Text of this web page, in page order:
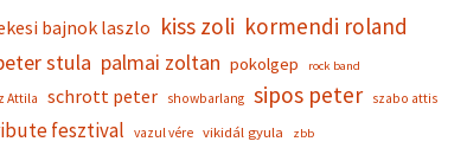
bajnok laszlo kiss zoli kormendi roland
stula palmai zoltan pokolgep rock band
Attila schrott peter showbarlang sipos peter szabo attis
fesztival vazul vére vikidál gyula zbb